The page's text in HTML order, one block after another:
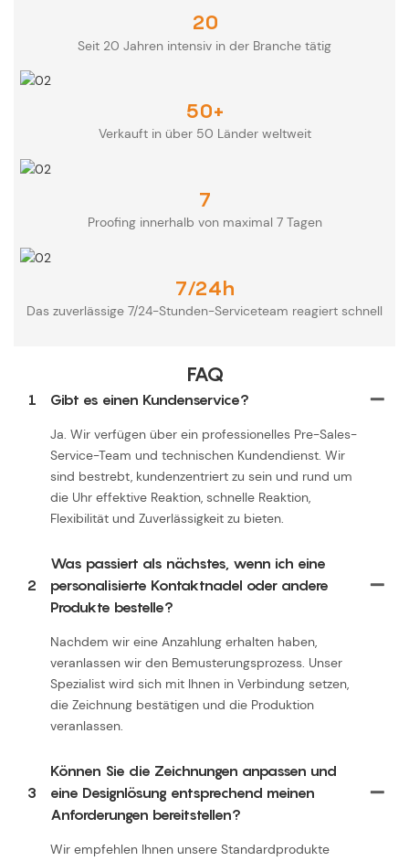
20
Seit 20 Jahren intensiv in der Branche tätig
50+
Verkauft in über 50 Länder weltweit
7
Proofing innerhalb von maximal 7 Tagen
7/24h
Das zuverlässige 7/24-Stunden-Serviceteam reagiert schnell
FAQ
1 Gibt es einen Kundenservice?
Ja. Wir verfügen über ein professionelles Pre-Sales-
Service-Team und technischen Kundendienst. Wir
sind bestrebt, kundenzentriert zu sein und rund um
die Uhr effektive Reaktion, schnelle Reaktion,
Flexibilität und Zuverlässigkeit zu bieten.
2
Was passiert als nächstes, wenn ich eine
personalisierte Kontaktnadel oder andere
Produkte bestelle?
Nachdem wir eine Anzahlung erhalten haben,
veranlassen wir den Bemusterungsprozess. Unser
Spezialist wird sich mit Ihnen in Verbindung setzen,
die Zeichnung bestätigen und die Produktion
veranlassen.
3
Können Sie die Zeichnungen anpassen und
eine Designlösung entsprechend meinen
Anforderungen bereitstellen?
Wir empfehlen Ihnen unsere Standardprodukte